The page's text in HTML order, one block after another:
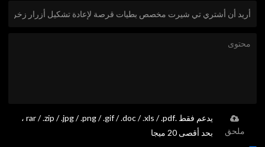
يدعم فقط .rar / .zip / .jpg / .png / .gif / .doc / .xls / .pdf ،
بحد أقصى 20 ميجا
ملحق